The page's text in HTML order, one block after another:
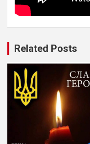
Related Posts